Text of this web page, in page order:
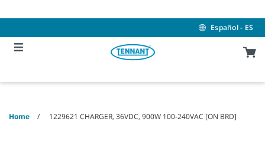
to
to
menu
Español - ES
Home 1229621 CHARGER, 36VDC, 900W 100-240VAC [ON BRD]